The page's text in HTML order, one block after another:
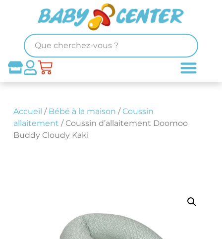
Accueil / Bébé à la maison /Coussin
allaitement / Coussin d’allaitement Doomoo
Buddy Cloudy Kaki